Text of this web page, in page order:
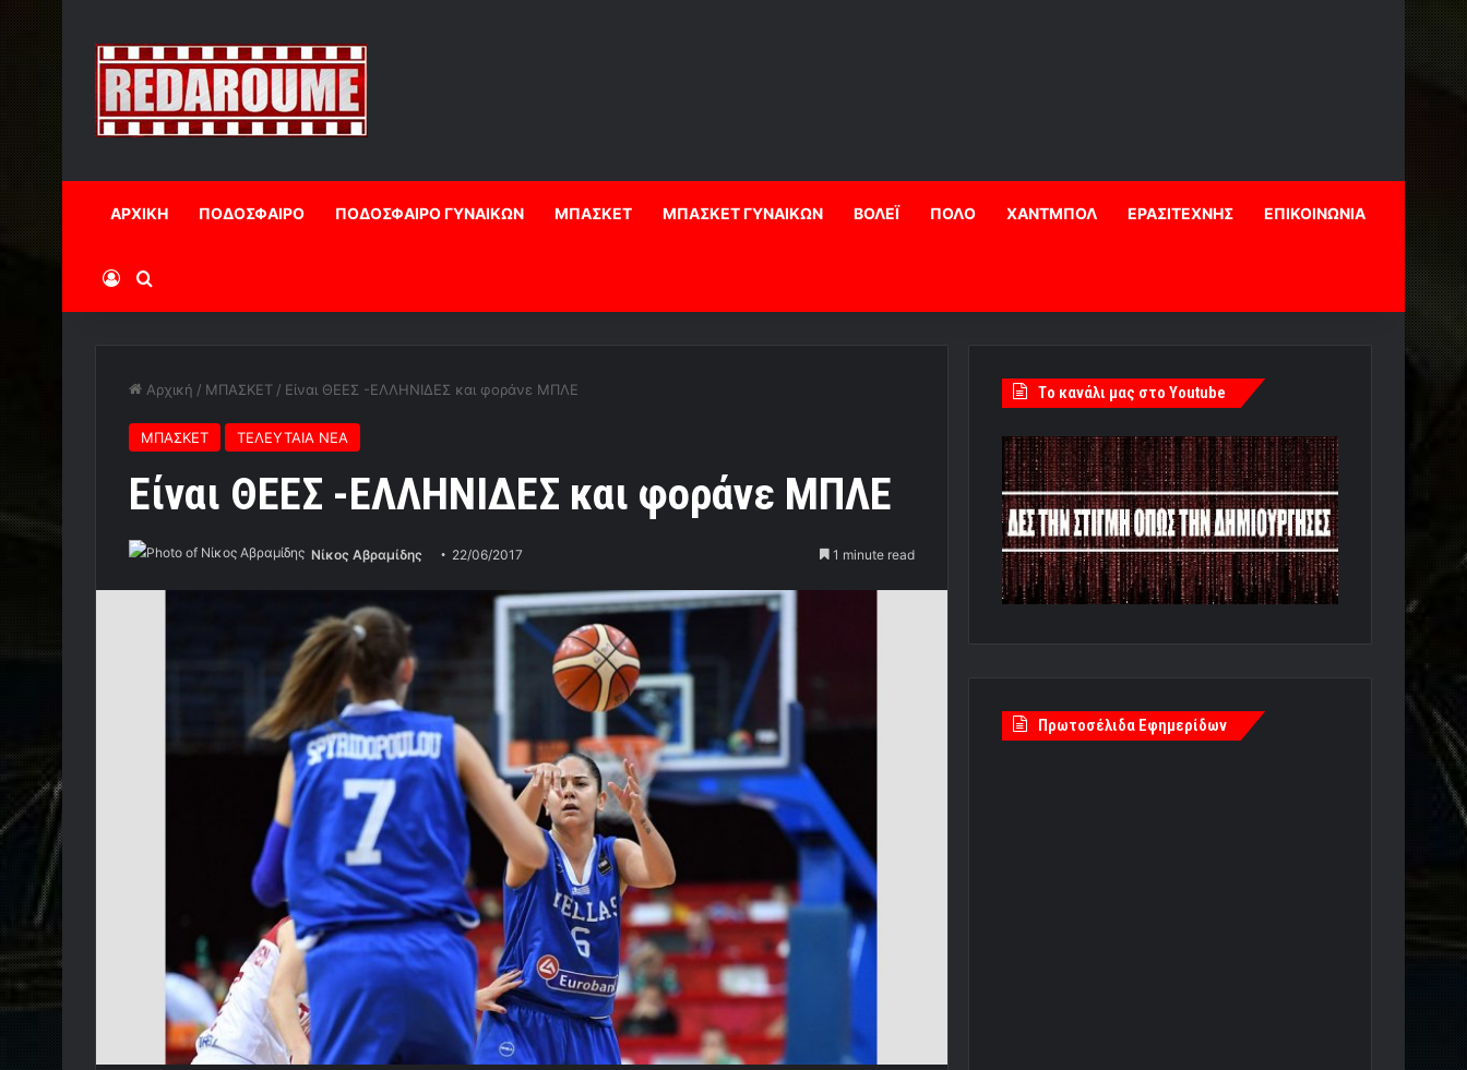
ΑΡΧΙΚΗ ΠΟΔΟΣΦΑΙΡΟ ΠΟΔΟΣΦΑΙΡΟ ΓΥΝΑΙΚΩΝ ΜΠΑΣΚΕΤ ΜΠΑΣΚΕΤ ΓΥΝΑΙΚΩΝ ΒΟΛΕΪ ΠΟΛΟ ΧΑΝΤΜΠΟΛ ΕΡΑΣΙΤΕΧΝΗΣ ΕΠΙΚΟΙΝΩΝΙΑ
Log InΑναζήτηση
Αρχική / ΜΠΑΣΚΕΤ / Είναι ΘΕΕΣ -ΕΛΛΗΝΙΔΕΣ και φοράνε ΜΠΛΕ
ΜΠΑΣΚΕΤ ΤΕΛΕΥΤΑΙΑ ΝΕΑ
Είναι ΘΕΕΣ -ΕΛΛΗΝΙΔΕΣ και φοράνε ΜΠΛΕ
Νίκος Αβραμίδης 22/06/2017 1 minute read
Tο κανάλι μας στο Youtube
Πρωτοσέλιδα Εφημερίδων